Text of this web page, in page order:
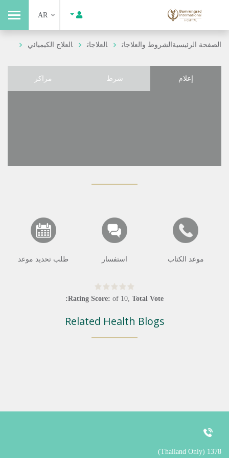
AR
الصفحة الرئيسيةالشروط والعلاجات العلاجات العلاج الكيميائي
إعلام شرط مراكز
موعد الكتاب استفسار طلب تحديد موعد
Rating Score: of 10, Total Vote:
Related Health Blogs
1378 (Thailand Only)